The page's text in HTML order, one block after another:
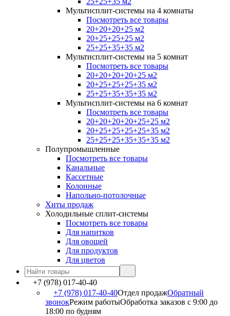
Мультисплит-системы на 4 комнаты
Посмотреть все товары
20+20+20+25 м2
20+25+25+25 м2
25+25+35+35 м2
Мультисплит-системы на 5 комнат
Посмотреть все товары
20+20+20+20+25 м2
20+25+25+25+35 м2
25+25+35+35+35 м2
Мультисплит-системы на 6 комнат
Посмотреть все товары
20+20+20+20+25+25 м2
20+25+25+25+25+35 м2
25+25+25+35+35+35 м2
Полупромышленные
Посмотреть все товары
Канальные
Кассетные
Колонные
Напольно-потолочные
Хиты продаж
Холодильные сплит-системы
Посмотреть все товары
Для напитков
Для овощей
Для продуктов
Для цветов
+7 (978) 017-40-40
+7 (978) 017-40-40Отдел продажОбратный
звонокРежим работыОбработка заказов с 9:00 до
18:00 по будням